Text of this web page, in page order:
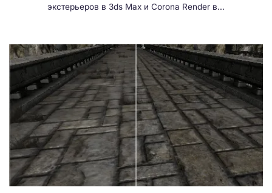
экстерьеров в 3ds Max и Corona Render в...